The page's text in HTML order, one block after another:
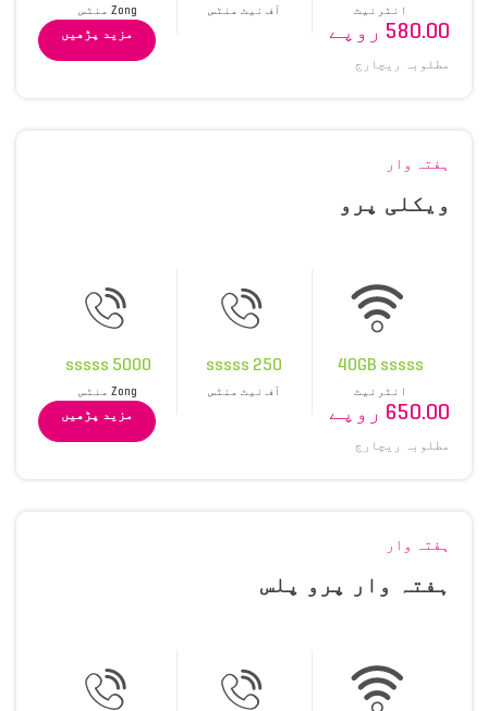
انٹرنیٹ آف نیٹ منٹس Zong منٹس
580.00 روپے
مطلوبہ ریچارج
مزید پڑھیں
ہفتہ وار
ویکلی پرو
40GB sssss
انٹرنیٹ
250 sssss
آف نیٹ منٹس
5000 sssss
Zong منٹس
650.00 روپے
مطلوبہ ریچارج
مزید پڑھیں
ہفتہ وار
ہفتہ وار پرو پلس